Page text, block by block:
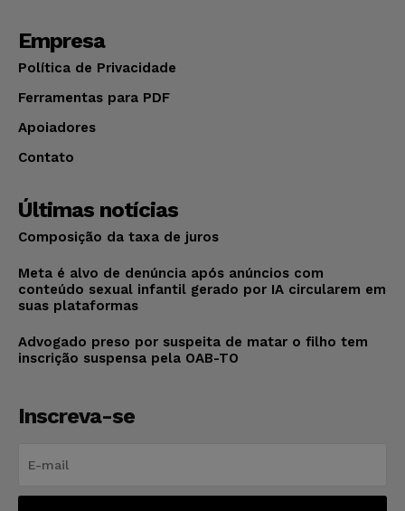
Empresa
Política de Privacidade
Ferramentas para PDF
Apoiadores
Contato
Últimas notícias
Composição da taxa de juros
Meta é alvo de denúncia após anúncios com
conteúdo sexual infantil gerado por IA circularem em
suas plataformas
Advogado preso por suspeita de matar o filho tem
inscrição suspensa pela OAB-TO
Inscreva-se